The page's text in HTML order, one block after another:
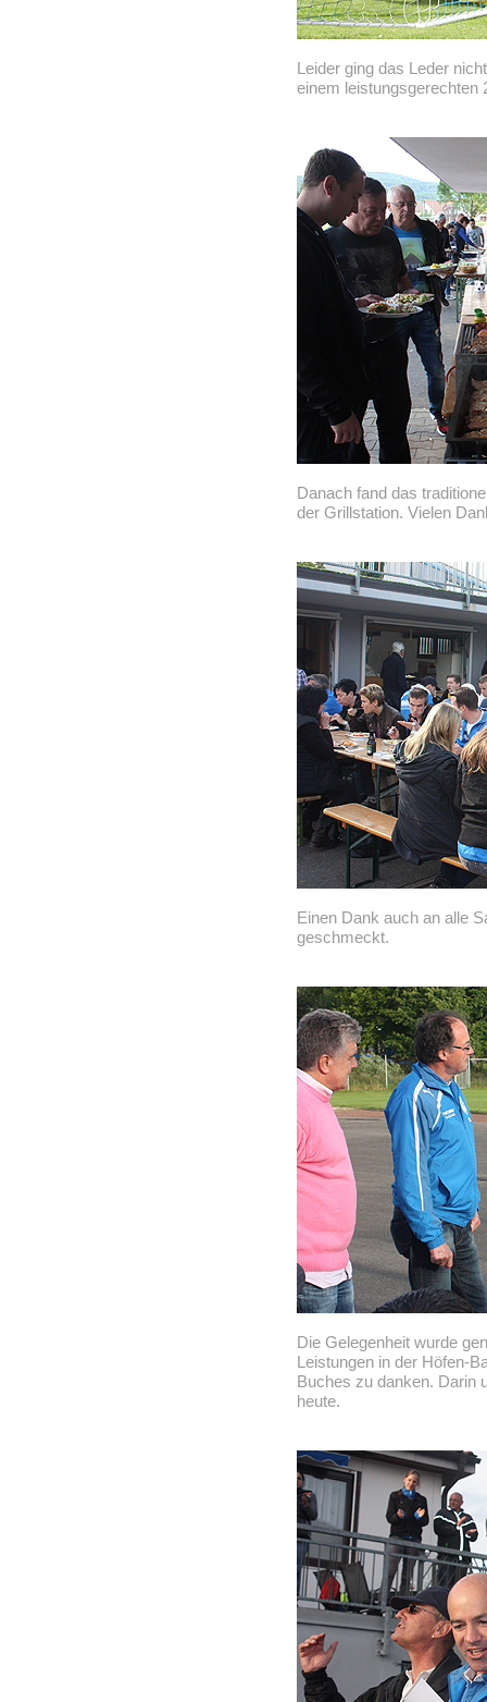
Leider ging das Leder
einem leistungsgerechten
Danach fand das
der Grillstation. Vielen
Einen Dank auch an alle
geschmeckt.
Die Gelegenheit wurde
Leistungen in der Höfen-
Buches zu danken. Darin
heute.